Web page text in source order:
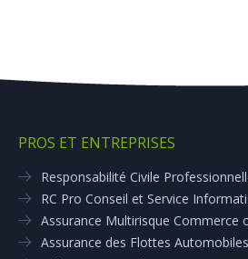
PROS ET ENTREPRISES
Responsabilité Civile
RC Pro Conseil et Service
Assurance Multirisque Commerce
Assurance des Flottes Automobiles